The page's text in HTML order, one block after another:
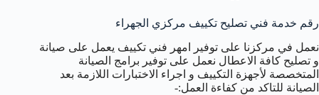
رقم خدمة فني تصليح تكييف مركزي الجهراء
نعمل في مركزنا على توفير امهر فني تكييف يعمل على صيانة
و تصليح كافة الاعطال نعمل على توفير برامج الصيانة
المتخصصة لأجهزة التكييف و اجراء الاختبارات اللازمة بعد
الصيانة للتاكد من كفاءة العمل:-